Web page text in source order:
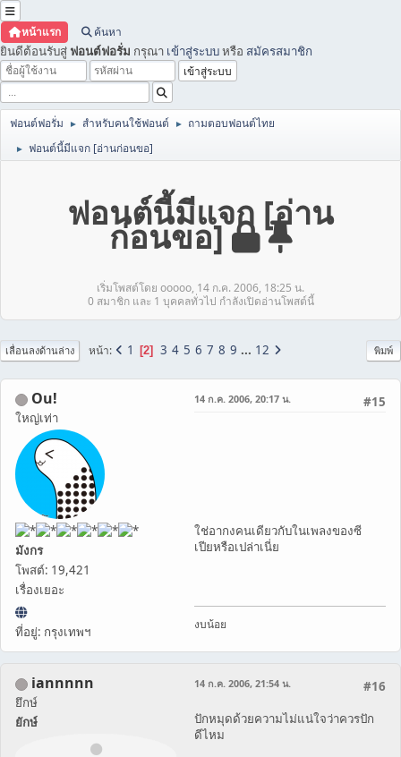
หน้าแรก ค้นหา
ยินดีต้อนรับสู่ ฟอนต์ฟอรั่ม กรุณา เข้าสู่ระบบหรือ สมัครสมาชิก
ฟอนต์ฟอรั่ม ► สำหรับคนใช้ฟอนต์ ► ถามตอบฟอนต์ไทย
► ฟอนต์นี้มีแจก [อ่านก่อนขอ]
ฟอนต์นี้มีแจก [อ่าน
ก่อนขอ]
เริ่มโพสต์โดย ooooo, 14 ก.ค. 2006, 18:25 น.
0 สมาชิก และ 1 บุคคลทั่วไป กำลังเปิดอ่านโพสต์นี้
พิมพ์
เลื่อนลงด้านล่าง หน้า 1 2 3 4 5 6 7 8 9 ... 12
Ou!
ใหญ่เท่า
มังกร
โพสต์: 19,421
เรื่องเยอะ
ที่อยู่: กรุงเทพฯ
#15
14 ก.ค. 2006, 20:17 น.
ใช่อากงคนเดียวกับในเพลงของซี
เปียหรือเปล่าเนี่ย
งบน้อย
iannnnn
ยึกษ์
ยักษ์
#16
14 ก.ค. 2006, 21:54 น.
ปักหมุดด้วยความไม่แน่ใจว่าควรปัก
ดีไหม